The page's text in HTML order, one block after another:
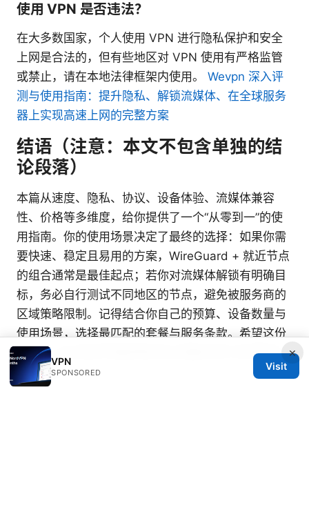
使用 VPN 是否违法？
在大多数国家，个人使用 VPN 进行隐私保护和安全
上网是合法的，但有些地区对 VPN 使用有严格监管
或禁止，请在本地法律框架内使用。 Wevpn 深入评
测与使用指南：提升隐私、解锁流媒体、在全球服务
器上实现高速上网的完整方案
结语（注意：本文不包含单独的结
论段落）
本篇从速度、隐私、协议、设备体验、流媒体兼容
性、价格等多维度，给你提供了一个“从零到一”的使
用指南。你的使用场景决定了最终的选择：如果你需
要快速、稳定且易用的方案，WireGuard + 就近节点
的组合通常是最佳起点；若你对流媒体解锁有明确目
标，务必自行测试不同地区的节点，避免被服务商的
区域策略限制。记得结合你自己的预算、设备数量与
使用场景，选择最匹配的套餐与服务条款。希望这份
Topvpn 的全面评测能帮助你在海量信息中快速做出
明智决定。
×
VPN
SPONSORED
Visit